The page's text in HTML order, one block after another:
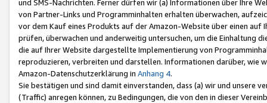
und SMS-Nachrichten. Ferner dürfen wir (a) Informationen über Ihre
von Partner-Links und Programminhalten erhalten überwachen,
vor dem Kauf eines Produkts auf der Amazon-Website über einen
prüfen, überwachen und anderweitig untersuchen, um die Einhaltung
die auf Ihrer Website dargestellte Implementierung von
reproduzieren, verbreiten und darstellen. Informationen darüber, wie
Amazon-Datenschutzerklärung in Anhang 4.
Sie bestätigen und sind damit einverstanden, dass (a) wir und
(Traffic) anregen können, zu Bedingungen, die von den in dieser